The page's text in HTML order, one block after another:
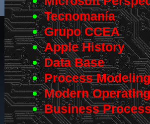
Tecnomanía
Grupo CCEA
Apple History
Data Base
Process Modeling
Modern
Business